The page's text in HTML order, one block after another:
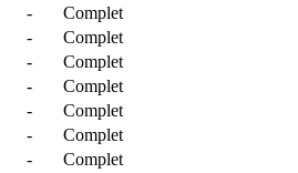
-
Complet
-
Complet
-
Complet
-
Complet
-
Complet
-
Complet
-
Complet